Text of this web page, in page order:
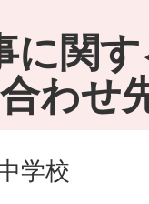
に関
合わせ
学校